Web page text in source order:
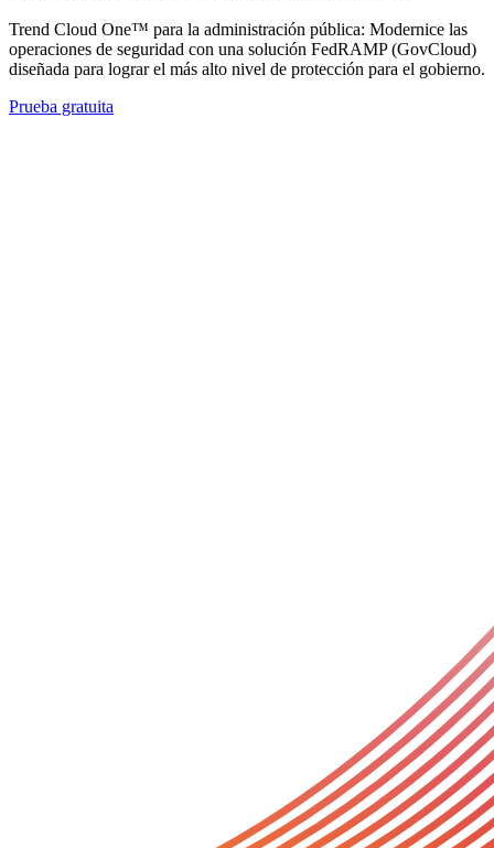
Trend Cloud One™ para la administración pública: Modernice las
operaciones de seguridad con una solución FedRAMP (GovCloud)
diseñada para lograr el más alto nivel de protección para el gobierno.
Prueba gratuita